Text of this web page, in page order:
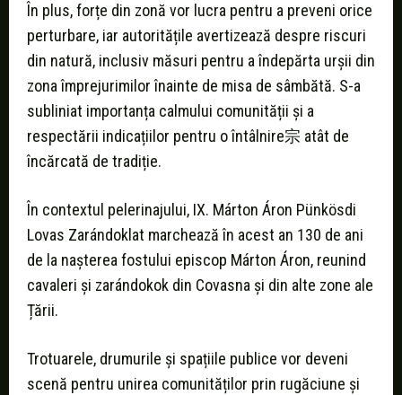
În plus, forțe din zonă vor lucra pentru a preveni orice
perturbare, iar autoritățile avertizează despre riscuri
din natură, inclusiv măsuri pentru a îndepărta urșii din
zona împrejurimilor înainte de misa de sâmbătă. S-a
subliniat importanța calmului comunității și a
respectării indicațiilor pentru o întâlnire宗 atât de
încărcată de tradiție.
În contextul pelerinajului, IX. Márton Áron Pünkösdi
Lovas Zarándoklat marchează în acest an 130 de ani
de la nașterea fostului episcop Márton Áron, reunind
cavaleri și zarándokok din Covasna și din alte zone ale
Țării.
Trotuarele, drumurile și spațiile publice vor deveni
scenă pentru unirea comunităților prin rugăciune și